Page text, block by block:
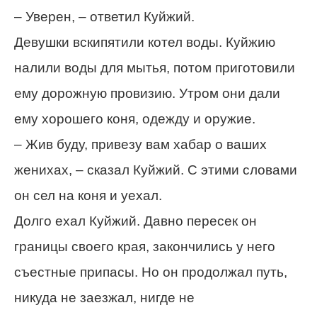
– Уверен, – ответил Куйжий.
Девушки вскипятили котел воды. Куйжию
налили воды для мытья, потом приготовили
ему дорожную провизию. Утром они дали
ему хорошего коня, одежду и оружие.
– Жив буду, привезу вам хабар о ваших
женихах, – сказал Куйжий. С этими словами
он сел на коня и уехал.
Долго ехал Куйжий. Давно пересек он
границы своего края, закончились у него
съестные припасы. Но он продолжал путь,
никуда не заезжал, нигде не